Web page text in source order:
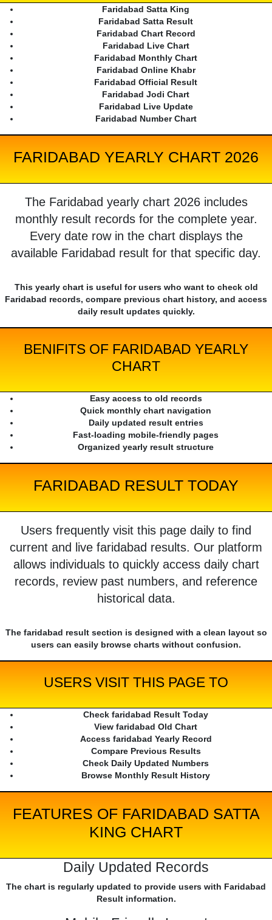
Faridabad Satta King
Faridabad Satta Result
Faridabad Chart Record
Faridabad Live Chart
Faridabad Monthly Chart
Faridabad Online Khabr
Faridabad Official Result
Faridabad Jodi Chart
Faridabad Live Update
Faridabad Number Chart
FARIDABAD YEARLY CHART 2026
The Faridabad yearly chart 2026 includes
monthly result records for the complete year.
Every date row in the chart displays the
available Faridabad result for that specific day.
This yearly chart is useful for users who want to check old
Faridabad records, compare previous chart history, and access
daily result updates quickly.
BENIFITS OF FARIDABAD YEARLY
CHART
Easy access to old records
Quick monthly chart navigation
Daily updated result entries
Fast-loading mobile-friendly pages
Organized yearly result structure
FARIDABAD RESULT TODAY
Users frequently visit this page daily to find
current and live faridabad results. Our platform
allows individuals to quickly access daily chart
records, review past numbers, and reference
historical data.
The faridabad result section is designed with a clean layout so
users can easily browse charts without confusion.
USERS VISIT THIS PAGE TO
Check faridabad Result Today
View faridabad Old Chart
Access faridabad Yearly Record
Compare Previous Results
Check Daily Updated Numbers
Browse Monthly Result History
FEATURES OF FARIDABAD SATTA
KING CHART
Daily Updated Records
The chart is regularly updated to provide users with Faridabad
Result information.